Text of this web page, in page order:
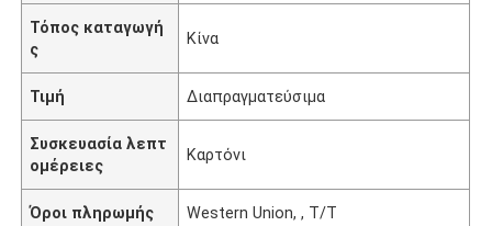
Τόπος καταγωγή
ς
Κίνα
Τιμή Διαπραγματεύσιμα
Συσκευασία λεπτ
ομέρειες
Καρτόνι
Όροι πληρωμής Western Union, , T/T